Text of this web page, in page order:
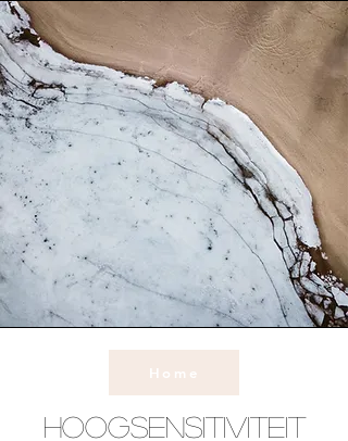
Home
Hoogsensitiviteit